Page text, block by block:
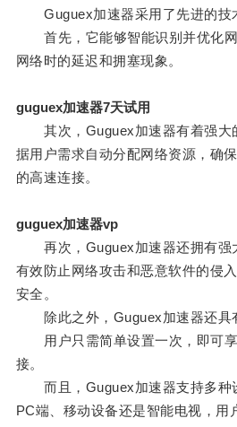
Guguex加速器采用了先进的技
首先，它能够智能识别并优化网
网络时的延迟和拥塞现象。
guguex加速器7天试用
其次，Guguex加速器有着强大
据用户需求自动分配网络资源，确
的高速连接。
guguex加速器vp
再次，Guguex加速器还拥有强
有效防止网络攻击和恶意软件的侵
安全。
除此之外，Guguex加速器还具
用户只需简单设置一次，即可享
接。
而且，Guguex加速器支持多种
PC端、移动设备还是智能电视，用